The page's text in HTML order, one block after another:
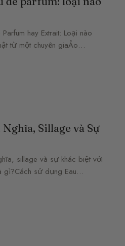
hay Extrait: Loại nào
từ một chuyên giaẢo…
Sillage và Sự
sillage và sự khác biệt với
gì?Cách sử dụng Eau…